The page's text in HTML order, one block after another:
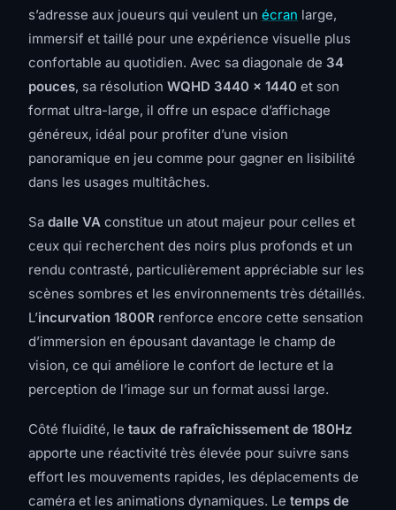
s’adresse aux joueurs qui veulent un écran large,
immersif et taillé pour une expérience visuelle plus
confortable au quotidien. Avec sa diagonale de 34
pouces, sa résolution WQHD 3440 x 1440 et son
format ultra-large, il offre un espace d’affichage
généreux, idéal pour profiter d’une vision
panoramique en jeu comme pour gagner en lisibilité
dans les usages multitâches.
Sa dalle VA constitue un atout majeur pour celles et
ceux qui recherchent des noirs plus profonds et un
rendu contrasté, particulièrement appréciable sur les
scènes sombres et les environnements très détaillés.
L’incurvation 1800R renforce encore cette sensation
d’immersion en épousant davantage le champ de
vision, ce qui améliore le confort de lecture et la
perception de l’image sur un format aussi large.
Côté fluidité, le taux de rafraîchissement de 180Hz
apporte une réactivité très élevée pour suivre sans
effort les mouvements rapides, les déplacements de
caméra et les animations dynamiques. Le temps de